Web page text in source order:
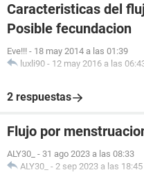
Caracteristicas del
Posible fecundacion
Eve!!! - 18 may 2014 a las 01:39
luxli90 - 12 may 2016 a las
2 respuestas
Flujo por
ALY30_ - 31 ago 2023 a las 08:33
ALY30_ - 2 sep 2023 a las 18:45